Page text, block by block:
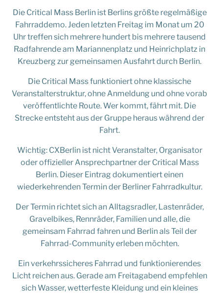
Die Critical Mass Berlin ist Berlins größte regelmäßige
Fahrraddemo. Jeden letzten Freitag im Monat um 20
Uhr treffen sich mehrere hundert bis mehrere tausend
Radfahrende am Mariannenplatz und Heinrichplatz in
Kreuzberg zur gemeinsamen Ausfahrt durch Berlin.
Die Critical Mass funktioniert ohne klassische
Veranstalterstruktur, ohne Anmeldung und ohne vorab
veröffentlichte Route. Wer kommt, fährt mit. Die
Strecke entsteht aus der Gruppe heraus während der
Fahrt.
Wichtig: CXBerlin ist nicht Veranstalter, Organisator
oder offizieller Ansprechpartner der Critical Mass
Berlin. Dieser Eintrag dokumentiert einen
wiederkehrenden Termin der Berliner Fahrradkultur.
Der Termin richtet sich an Alltagsradler, Lastenräder,
Gravelbikes, Rennräder, Familien und alle, die
gemeinsam Fahrrad fahren und Berlin als Teil der
Fahrrad-Community erleben möchten.
Ein verkehrssicheres Fahrrad und funktionierendes
Licht reichen aus. Gerade am Freitagabend empfehlen
sich Wasser, wetterfeste Kleidung und ein kleines